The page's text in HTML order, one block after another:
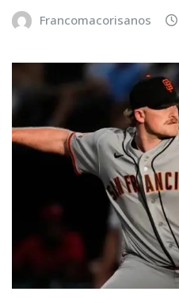
Francomacorisanos